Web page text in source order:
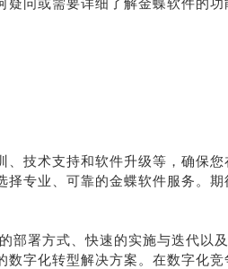
技术支持和软件升级等，确保您
专业、可靠的金蝶软件服务。期
部署方式、快速的实施与迭代以
字化转型解决方案。在数字化竞